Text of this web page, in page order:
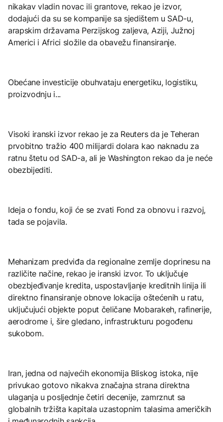
nikakav vladin novac ili grantove, rekao je izvor,
dodajući da su se kompanije sa sjedištem u SAD-u,
arapskim državama Perzijskog zaljeva, Aziji, Južnoj
Americi i Africi složile da obavežu finansiranje.
Obećane investicije obuhvataju energetiku, logistiku,
proizvodnju i...
Visoki iranski izvor rekao je za Reuters da je Teheran
prvobitno tražio 400 milijardi dolara kao naknadu za
ratnu štetu od SAD-a, ali je Washington rekao da je neće
obezbijediti.
Ideja o fondu, koji će se zvati Fond za obnovu i razvoj,
tada se pojavila.
Mehanizam predviđa da regionalne zemlje doprinesu na
različite načine, rekao je iranski izvor. To uključuje
obezbjeđivanje kredita, uspostavljanje kreditnih linija ili
direktno finansiranje obnove lokacija oštećenih u ratu,
uključujući objekte poput čeličane Mobarakeh, rafinerije,
aerodrome i, šire gledano, infrastrukturu pogođenu
sukobom.
Iran, jedna od najvećih ekonomija Bliskog istoka, nije
privukao gotovo nikakva značajna strana direktna
ulaganja u posljednje četiri decenije, zamrznut sa
globalnih tržišta kapitala uzastopnim talasima američkih